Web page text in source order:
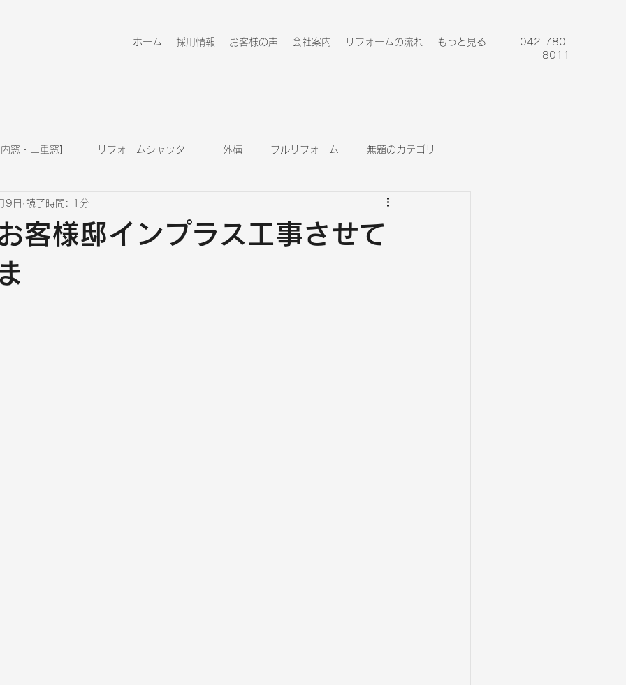
ホーム 採用情報 お客様の声 会社案内 リフォームの流れ もっと見る
042-780-
8011
窓・二重窓】 リフォームシャッター 外構 フルリフォーム 無題のカテゴリー
キッチン 浴室
客様邸インプラス工事させて
9日 読了時間: 1分